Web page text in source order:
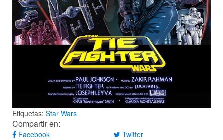
Etiquetas: Star Wars
Compartir en:
Facebook Twitter